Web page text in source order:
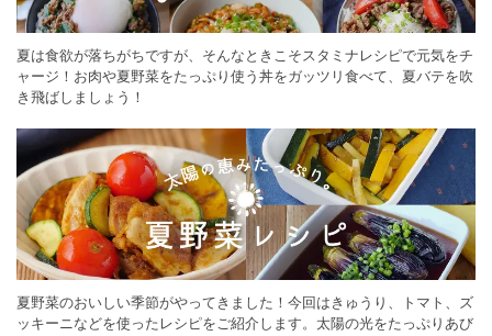
夏は食欲が落ちがちですが、そんなときこそスタミナレシピで元気をチ
ャージ！お肉や夏野菜をたっぷり使う丼をガッツリ食べて、夏バテを吹
き飛ばしましょう！
夏野菜のおいしい季節がやってきました！今回はきゅうり、トマト、ズ
ッキーニなどを使ったレシピをご紹介します。太陽の光をたっぷりあび